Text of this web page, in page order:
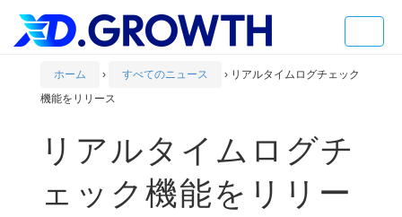
ホーム › すべてのニュース › リアルタイムログチェック
機能をリリース
リアルタイムログチ
ェック機能をリリー